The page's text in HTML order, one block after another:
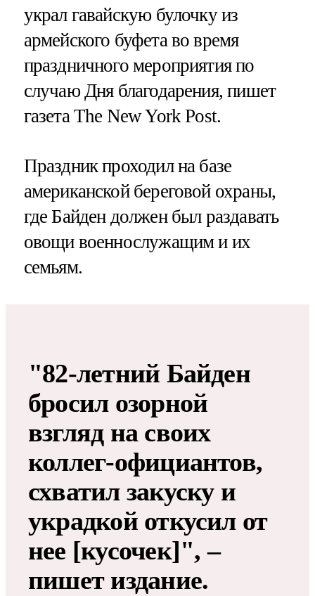
украл гавайскую булочку из
армейского буфета во время
праздничного мероприятия по
случаю Дня благодарения, пишет
газета The New York Post.
Праздник проходил на базе
американской береговой охраны,
где Байден должен был раздавать
овощи военнослужащим и их
семьям.
"82-летний Байден
бросил озорной
взгляд на своих
коллег-официантов,
схватил закуску и
украдкой откусил от
нее [кусочек]", –
пишет издание.